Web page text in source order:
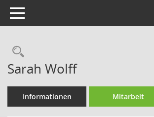
Toggle navigation
Rechercheauswahl
Sarah Wolff
Informationen Mitarbeit